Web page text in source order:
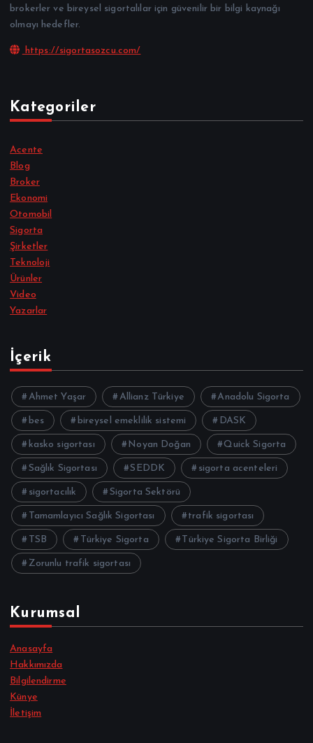
brokerler ve bireysel sigortalılar için güvenilir bir bilgi kaynağı
olmayı hedefler.
https://sigortasozcu.com/
Kategoriler
Acente
Blog
Broker
Ekonomi
Otomobil
Sigorta
Şirketler
Teknoloji
Ürünler
Video
Yazarlar
İçerik
Ahmet Yaşar Allianz Türkiye Anadolu Sigorta
bes bireysel emeklilik sistemi DASK
kasko sigortası Noyan Doğan Quick Sigorta
Sağlık Sigortası SEDDK sigorta acenteleri
sigortacılık Sigorta Sektörü
Tamamlayıcı Sağlık Sigortası trafik sigortası
TSB Türkiye Sigorta Türkiye Sigorta Birliği
Zorunlu trafik sigortası
Kurumsal
Anasayfa
Hakkımızda
Bilgilendirme
Künye
İletişim